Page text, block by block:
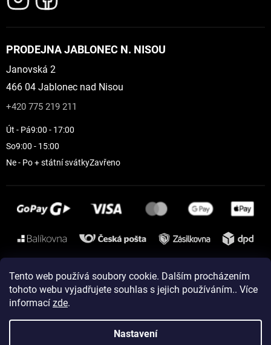
Tento web používá soubory cookie. Dalším procházením
tohoto webu vyjadřujete souhlas s jejich používáním.. Více
informací zde.
Nastavení
PRODEJNA JABLONEC N. NISOU
Janovská 2
466 04 Jablonec nad Nisou
+420 775 219 211
Út - Pá9:00 - 17:00
So9:00 - 15:00
Ne - Po + státní svátkyZavřeno
Instagram
Vytvořil Shoptet